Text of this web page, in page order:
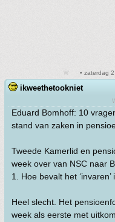
• zaterdag
ikweethetookniet
Eduard Bomhoff: 10
stand van zaken in
Tweede Kamerlid en
week over van NSC naar
1. Hoe bevalt het
Heel slecht. Het
week als eerste met